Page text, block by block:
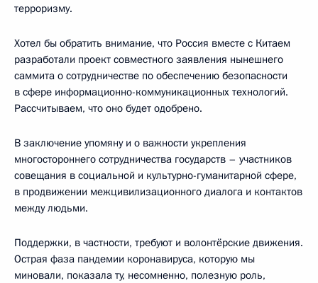
терроризму.
Хотел бы обратить внимание, что Россия вместе с Китаем
разработали проект совместного заявления нынешнего
саммита о сотрудничестве по обеспечению безопасности
в сфере информационно-коммуникационных технологий.
Рассчитываем, что оно будет одобрено.
В заключение упомяну и о важности укрепления
многостороннего сотрудничества государств – участников
совещания в социальной и культурно-гуманитарной сфере,
в продвижении межцивилизационного диалога и контактов
между людьми.
Поддержки, в частности, требуют и волонтёрские движения.
Острая фаза пандемии коронавируса, которую мы
миновали, показала ту, несомненно, полезную роль,